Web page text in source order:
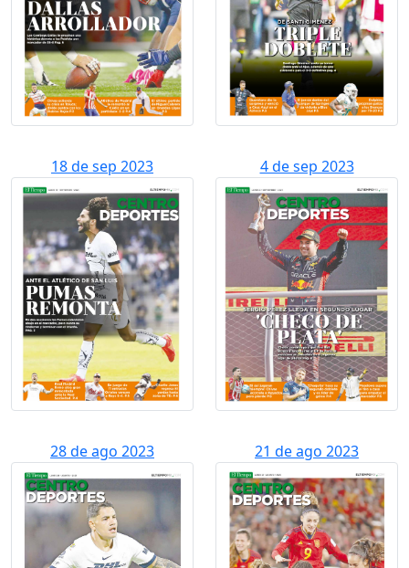
18 de sep 2023 4 de sep 2023
28 de ago 2023 21 de ago 2023